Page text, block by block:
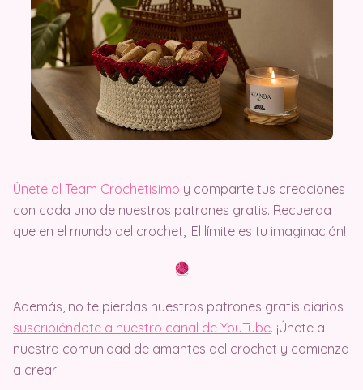
Únete al Team Crochetisimo y comparte tus creaciones
con cada uno de nuestros patrones gratis. Recuerda
que en el mundo del crochet, ¡El límite es tu imaginación!
Además, no te pierdas nuestros patrones gratis diarios
suscribiéndote a nuestro canal de YouTube. ¡Únete a
nuestra comunidad de amantes del crochet y comienza
a crear!